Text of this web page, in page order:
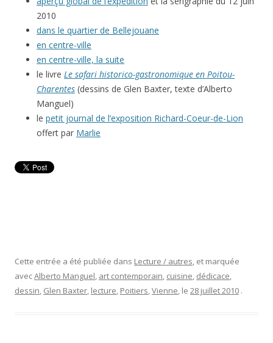
2010
dans le quartier de Bellejouane
en centre-ville
en centre-ville, la suite
le livre Le safari historico-gastronomique en Poitou-
Charentes (dessins de Glen Baxter, texte d’Alberto
Manguel)
le petit journal de l’exposition Richard-Coeur-de-Lion
offert par Marlie
Cette entrée a été publiée dans Lecture / autres, et marquée
avecAlberto Manguel, art contemporain, cuisine, dédicace,
dessin, Glen Baxter, lecture, Poitiers,Vienne, le 28 juillet 2010 .